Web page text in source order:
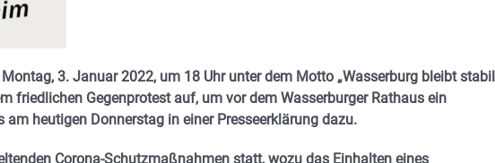
3. Januar 2022, um 18 Uhr unter dem Motto „Wasserburg bleibt stabil
friedlichen Gegenprotest auf, um vor dem Wasserburger Rathaus ein
heutigen Donnerstag in einer Presseerklärung dazu.
Corona-Schutzmaßnahmen statt, wozu das Einhalten eines